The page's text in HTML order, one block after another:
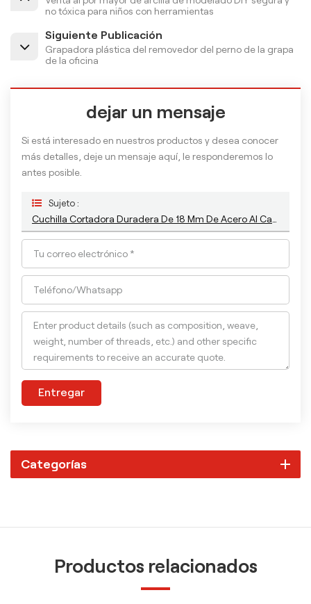
no tóxica para niños con herramientas
Siguiente Publicación
Grapadora plástica del removedor del perno de la grapa
de la oficina
dejar un mensaje
Si está interesado en nuestros productos y desea conocer
más detalles, deje un mensaje aquí, le responderemos lo
antes posible.
Sujeto :
Cuchilla Cortadora Duradera De 18 Mm De Acero Al Carbono Para Oficina
Entregar
Categorías
Productos relacionados